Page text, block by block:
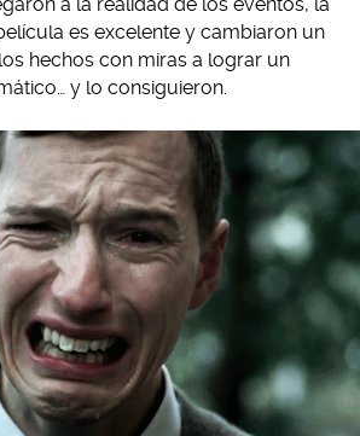
a la realidad de los eventos, la
es excelente y cambiaron un
hechos con miras a lograr un
y lo consiguieron.